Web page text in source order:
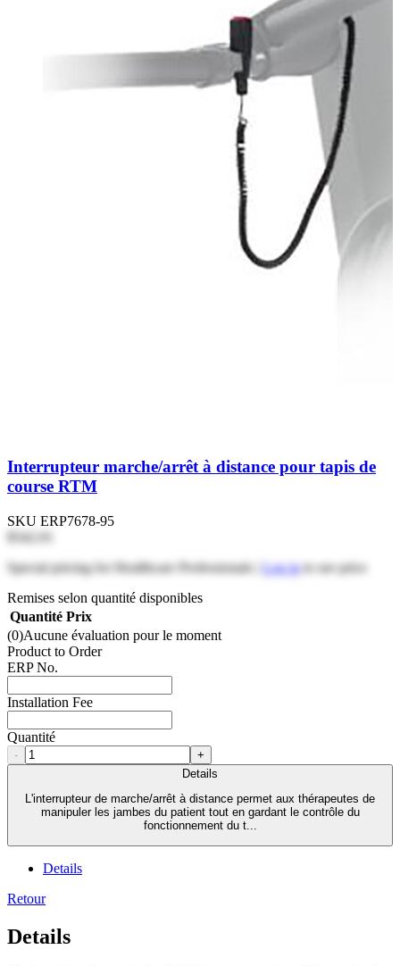
Interrupteur marche/arrêt à distance pour tapis de
course RTM
SKU ERP7678-95
$542.01
Special pricing for Healthcare Professionals | Log into see price
Remises selon quantité disponibles
Quantité Prix
(0)Aucune évaluation pour le moment
Product to Order
ERP No.
Installation Fee
Quantité
-
+
Details
L'interrupteur de marche/arrêt à distance permet aux thérapeutes de
manipuler les jambes du patient tout en gardant le contrôle du
fonctionnement du t...
Details
Retour
Details